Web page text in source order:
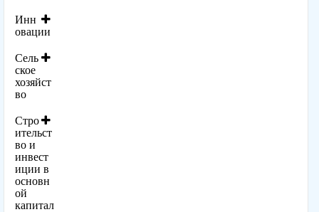
Инн
овации
Сель
ское
хозяйст
во
Стро
ительст
во и
инвест
иции в
основн
ой
капитал